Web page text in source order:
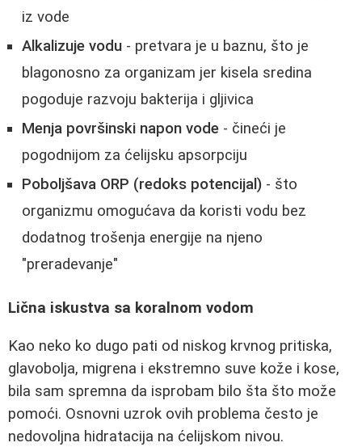
iz vode
Alkalizuje vodu - pretvara je u baznu, što je
blagonosno za organizam jer kisela sredina
pogoduje razvoju bakterija i gljivica
Menja površinski napon vode - čineći je
pogodnijom za ćelijsku apsorpciju
Poboljšava ORP (redoks potencijal) - što
organizmu omogućava da koristi vodu bez
dodatnog trošenja energije na njeno
"preradevanje"
Lična iskustva sa koralnom vodom
Kao neko ko dugo pati od niskog krvnog pritiska,
glavobolja, migrena i ekstremno suve kože i kose,
bila sam spremna da isprobam bilo šta što može
pomoći. Osnovni uzrok ovih problema često je
nedovoljna hidratacija na ćelijskom nivou.